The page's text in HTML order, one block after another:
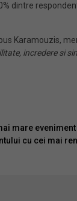
dintre
Karamouzis,
incredere si
mare
cu cei mai